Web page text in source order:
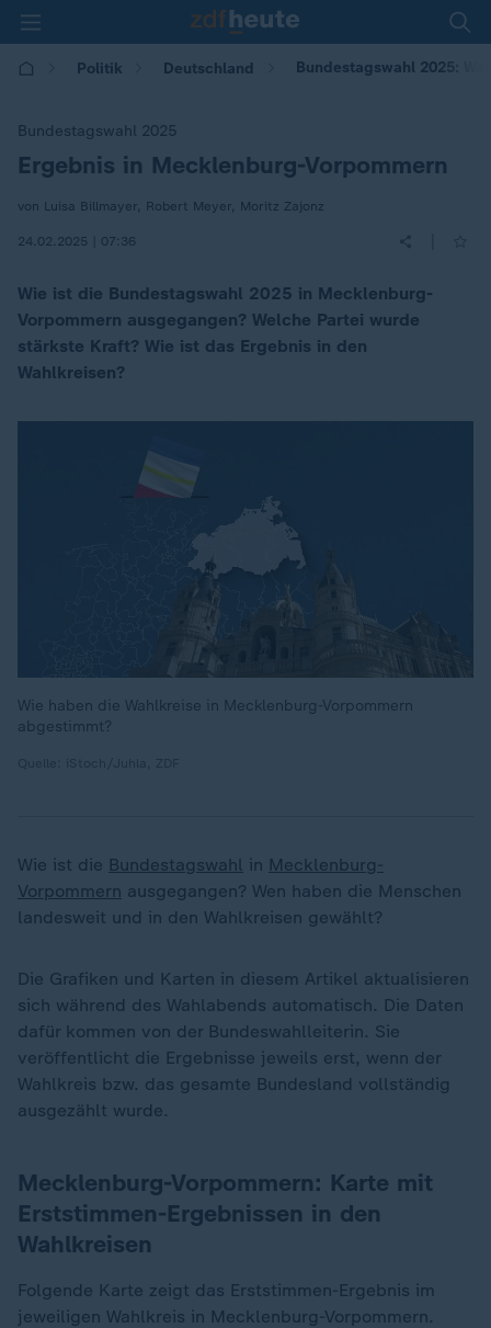
Politik Deutschland Bundestagswahl 2025:
Bundestagswahl 2025
:Ergebnis in Mecklenburg-Vorpommern
von Luisa Billmayer, Robert Meyer, Moritz Zajonz
24.02.2025 | 07:36
Wie ist die Bundestagswahl 2025 in Mecklenburg-
Vorpommern ausgegangen? Welche Partei wurde
stärkste Kraft? Wie ist das Ergebnis in den
Wahlkreisen?
Wie haben die Wahlkreise in Mecklenburg-Vorpommern
abgestimmt?
Wie ist die Bundestagswahl in Mecklenburg-
Vorpommern ausgegangen? Wen haben die Menschen
landesweit und in den Wahlkreisen gewählt?
Die Grafiken und Karten in diesem Artikel aktualisieren
sich während des Wahlabends automatisch. Die Daten
dafür kommen von der Bundeswahlleiterin. Sie
veröffentlicht die Ergebnisse jeweils erst, wenn der
Wahlkreis bzw. das gesamte Bundesland vollständig
ausgezählt wurde.
Mecklenburg-Vorpommern: Karte mit
Erststimmen-Ergebnissen in den
Wahlkreisen
Folgende Karte zeigt das Erststimmen-Ergebnis im
jeweiligen Wahlkreis in Mecklenburg-Vorpommern.